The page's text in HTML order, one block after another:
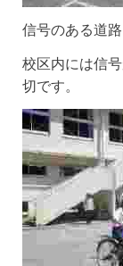
信号のある道
校区内には信
切です。